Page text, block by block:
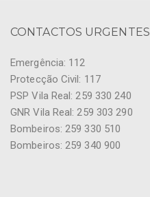
CONTACTOS URGENTES
Emergência: 112
Protecção Civil: 117
PSP Vila Real: 259 330 240
GNR Vila Real: 259 303 290
Bombeiros: 259 330 510
Bombeiros: 259 340 900